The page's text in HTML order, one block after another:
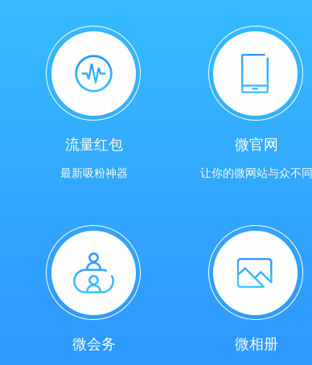
流量红包
最新吸粉神器
微官网
让你的微网站与众不同
微会务 微相册